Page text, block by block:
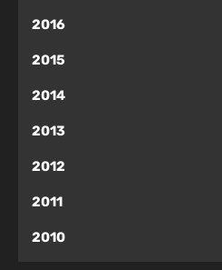
2016
2015
2014
2013
2012
2011
2010